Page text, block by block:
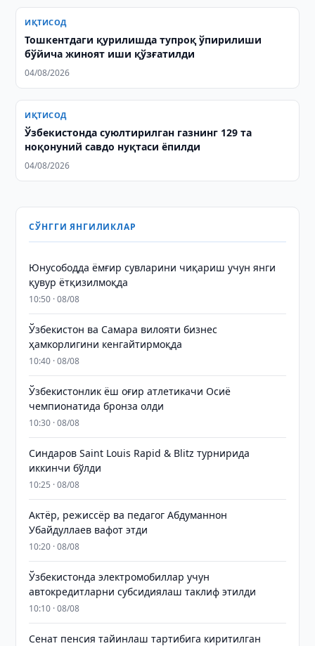
ИҚТИСОД
Тошкентдаги қурилишда тупроқ ўпирилиши
бўйича жиноят иши қўзғатилди
04/08/2026
ИҚТИСОД
Ўзбекистонда суюлтирилган газнинг 129 та
ноқонуний савдо нуқтаси ёпилди
04/08/2026
СЎНГГИ ЯНГИЛИКЛАР
Юнусободда ёмғир сувларини чиқариш учун янги
қувур ётқизилмоқда
10:50 · 08/08
Ўзбекистон ва Самара вилояти бизнес
ҳамкорлигини кенгайтирмоқда
10:40 · 08/08
Ўзбекистонлик ёш оғир атлетикачи Осиё
чемпионатида бронза олди
10:30 · 08/08
Синдаров Saint Louis Rapid & Blitz турнирида
иккинчи бўлди
10:25 · 08/08
Актёр, режиссёр ва педагог Абдуманнон
Убайдуллаев вафот этди
10:20 · 08/08
Ўзбекистонда электромобиллар учун
автокредитларни субсидиялаш таклиф этилди
10:10 · 08/08
Сенат пенсия тайинлаш тартибига киритилган